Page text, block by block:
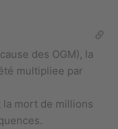
des OGM), la
multipliee par
la mort de millions